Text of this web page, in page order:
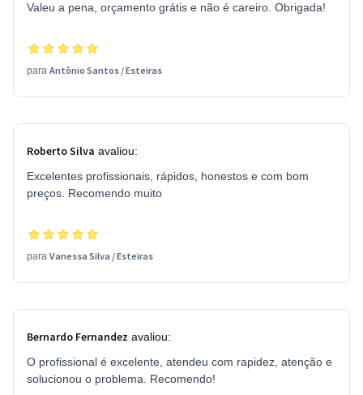
Valeu a pena, orçamento grátis e não é careiro. Obrigada!
para Antônio Santos /Esteiras
Roberto Silva avaliou:
Excelentes profissionais, rápidos, honestos e com bom
preços. Recomendo muito
para Vanessa Silva /Esteiras
Bernardo Fernandez avaliou:
O profissional é excelente, atendeu com rapidez, atenção e
solucionou o problema. Recomendo!